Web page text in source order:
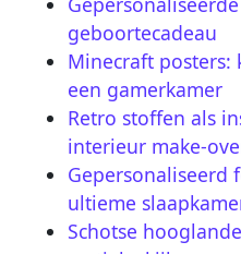
geboortecadeau
Minecraft posters:
een gamerkamer
Retro stoffen als
interieur make-
Gepersonaliseerd
ultieme
Schotse